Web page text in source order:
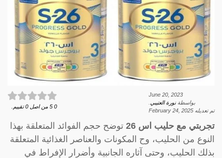
June 20, 2023
بواسطةنورة العتيبي
تم تعديله February 24, 2025
0
5 من اصل 0 تقييم.
تجربتي مع حليب اس 26
توضح حجم الفوائد المتعلقة بهذا
النوع من الحليب، وح المكونات والعناصر الغذائية المتعلقة
بذلك الحليب، وحتى آثاره الجانبية وأضرار الإفراط في